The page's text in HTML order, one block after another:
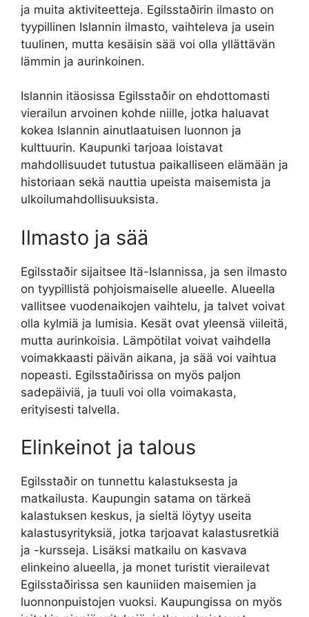
ja muita aktiviteetteja. Egilsstaðirin ilmasto on
tyypillinen Islannin ilmasto, vaihteleva ja usein
tuulinen, mutta kesäisin sää voi olla yllättävän
lämmin ja aurinkoinen.
Islannin itäosissa Egilsstaðir on ehdottomasti
vierailun arvoinen kohde niille, jotka haluavat
kokea Islannin ainutlaatuisen luonnon ja
kulttuurin. Kaupunki tarjoaa loistavat
mahdollisuudet tutustua paikalliseen elämään ja
historiaan sekä nauttia upeista maisemista ja
ulkoilumahdollisuuksista.
Ilmasto ja sää
Egilsstaðir sijaitsee Itä-Islannissa, ja sen ilmasto
on tyypillistä pohjoismaiselle alueelle. Alueella
vallitsee vuodenaikojen vaihtelu, ja talvet voivat
olla kylmiä ja lumisia. Kesät ovat yleensä viileitä,
mutta aurinkoisia. Lämpötilat voivat vaihdella
voimakkaasti päivän aikana, ja sää voi vaihtua
nopeasti. Egilsstaðirissa on myös paljon
sadepäiviä, ja tuuli voi olla voimakasta,
erityisesti talvella.
Elinkeinot ja talous
Egilsstaðir on tunnettu kalastuksesta ja
matkailusta. Kaupungin satama on tärkeä
kalastuksen keskus, ja sieltä löytyy useita
kalastusyrityksiä, jotka tarjoavat kalastusretkiä
ja -kursseja. Lisäksi matkailu on kasvava
elinkeino alueella, ja monet turistit vierailevat
Egilsstaðirissa sen kauniiden maisemien ja
luonnonpuistojen vuoksi. Kaupungissa on myös